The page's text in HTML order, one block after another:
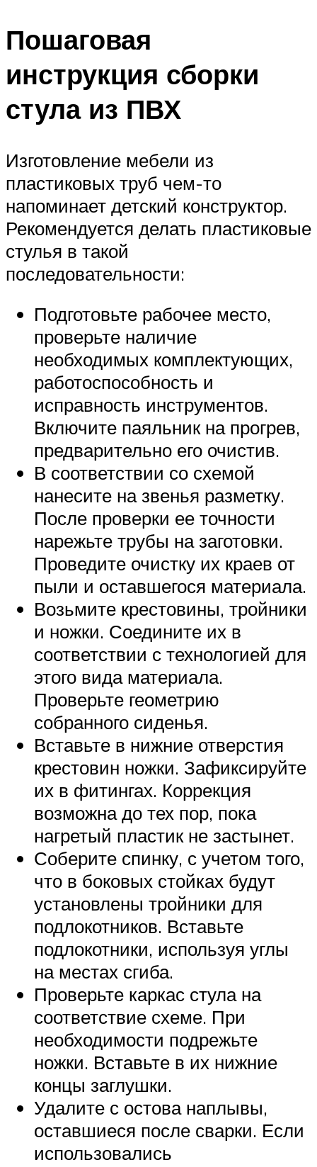
Пошаговая
инструкция сборки
стула из ПВХ
Изготовление мебели из
пластиковых труб чем-то
напоминает детский конструктор.
Рекомендуется делать пластиковые
стулья в такой
последовательности:
Подготовьте рабочее место,
проверьте наличие
необходимых комплектующих,
работоспособность и
исправность инструментов.
Включите паяльник на прогрев,
предварительно его очистив.
В соответствии со схемой
нанесите на звенья разметку.
После проверки ее точности
нарежьте трубы на заготовки.
Проведите очистку их краев от
пыли и оставшегося материала.
Возьмите крестовины, тройники
и ножки. Соедините их в
соответствии с технологией для
этого вида материала.
Проверьте геометрию
собранного сиденья.
Вставьте в нижние отверстия
крестовин ножки. Зафиксируйте
их в фитингах. Коррекция
возможна до тех пор, пока
нагретый пластик не застынет.
Соберите спинку, с учетом того,
что в боковых стойках будут
установлены тройники для
подлокотников. Вставьте
подлокотники, используя углы
на местах сгиба.
Проверьте каркас стула на
соответствие схеме. При
необходимости подрежьте
ножки. Вставьте в их нижние
концы заглушки.
Удалите с остова наплывы,
оставшиеся после сварки. Если
использовались